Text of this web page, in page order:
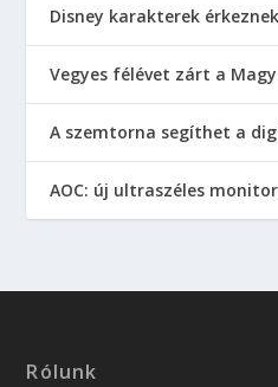
Disney karakterek
Vegyes félévet zárt a
A szemtorna segíthet a
AOC: új ultraszéles
Rólunk